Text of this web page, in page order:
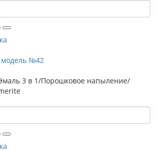
№42
3 в 1/Порошковое напыление/